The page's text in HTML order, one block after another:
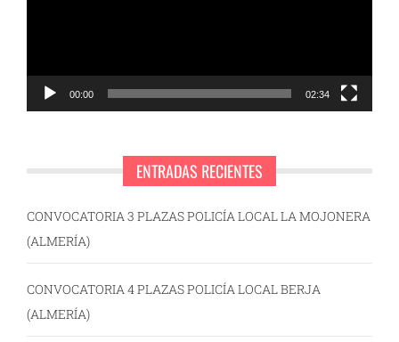
00:00 02:34
ENTRADAS RECIENTES
CONVOCATORIA 3 PLAZAS POLICÍA LOCAL LA MOJONERA
(ALMERÍA)
CONVOCATORIA 4 PLAZAS POLICÍA LOCAL BERJA
(ALMERÍA)